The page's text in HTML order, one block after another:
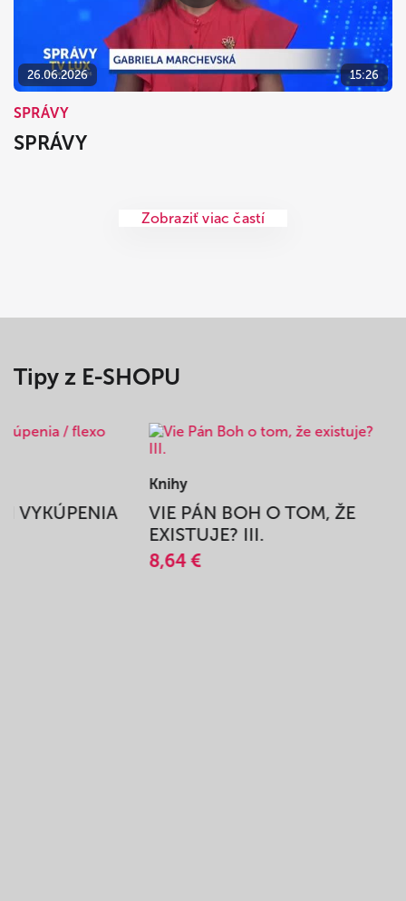
26.06.2026 15:26
SPRÁVY
SPRÁVY
Zobraziť viac častí
Tipy z E-SHOPU
VYKÚPENIA
Knihy
VIE PÁN BOH O TOM, ŽE
EXISTUJE? III.
8,64 €